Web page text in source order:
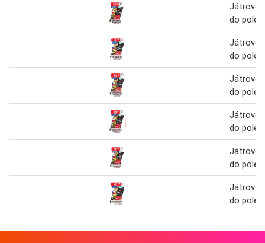
Játrové
do
Játrové
do
Játrové
do
Játrové
do
Játrové
do
Játrové
do